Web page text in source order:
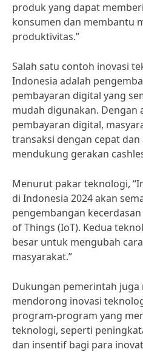
produk yang dapat
konsumen dan membantu
produktivitas.”
Salah satu contoh inovasi
Indonesia adalah
pembayaran digital yang
mudah digunakan. Dengan
pembayaran digital,
transaksi dengan cepat dan
mendukung gerakan
Menurut pakar teknologi,
di Indonesia 2024 akan
pengembangan
of Things (IoT). Kedua
besar untuk mengubah
masyarakat.”
Dukungan pemerintah juga
mendorong inovasi
program-program yang
teknologi, seperti
dan insentif bagi para